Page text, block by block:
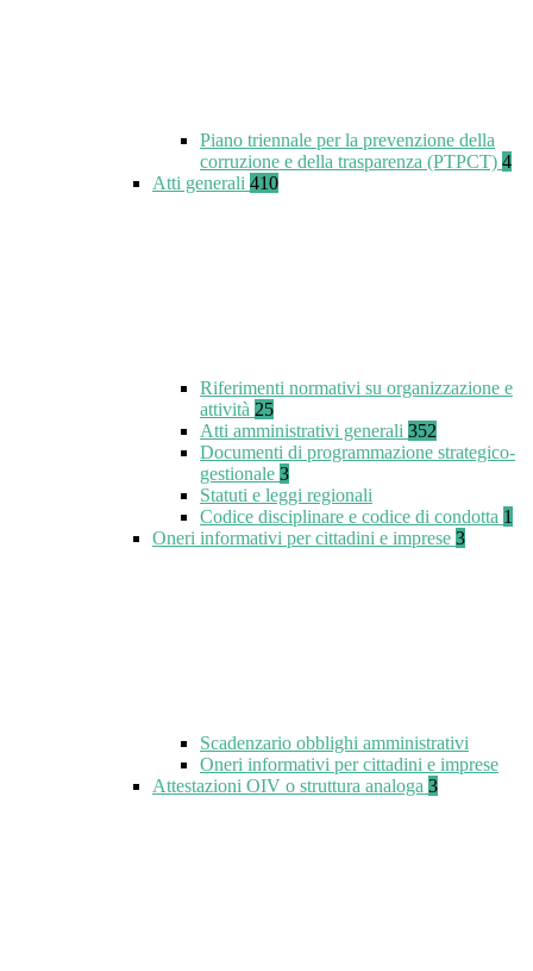
Piano triennale per la prevenzione della
corruzione e della trasparenza (PTPCT) 4
Atti generali 410
Riferimenti normativi su organizzazione e
attività 25
Atti amministrativi generali 352
Documenti di programmazione strategico-
gestionale 3
Statuti e leggi regionali
Codice disciplinare e codice di condotta 1
Oneri informativi per cittadini e imprese 3
Scadenzario obblighi amministrativi
Oneri informativi per cittadini e imprese
Attestazioni OIV o struttura analoga 3